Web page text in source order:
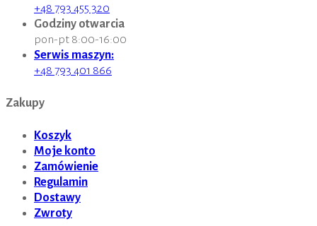
+48 793 455 320
Godziny otwarcia
pon-pt 8:00-16:00
Serwis maszyn:
+48 793 401 866
Zakupy
Koszyk
Moje konto
Zamówienie
Regulamin
Dostawy
Zwroty